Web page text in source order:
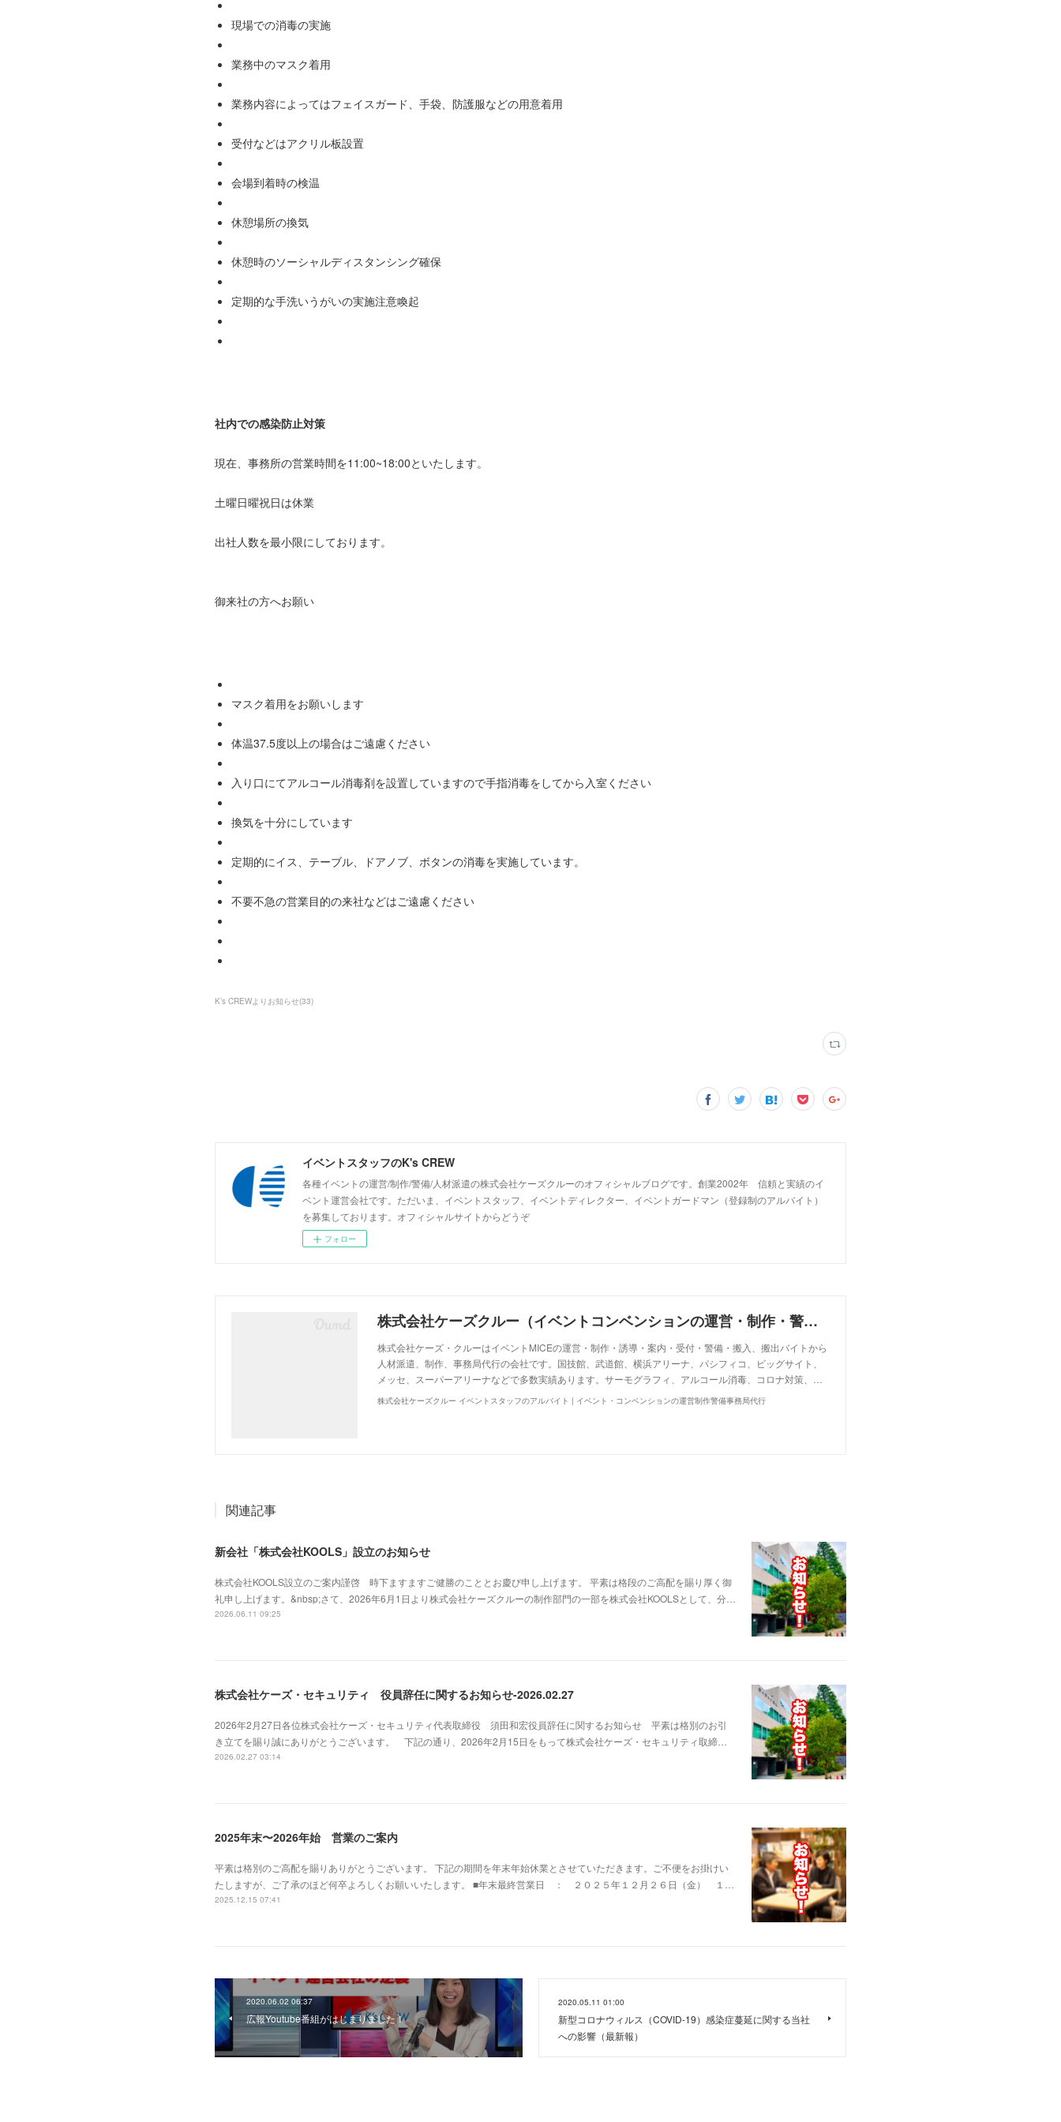
現場での消毒の実施
業務中のマスク着用
業務内容によってはフェイスガード、手袋、防護服などの用意着用
受付などはアクリル板設置
会場到着時の検温
休憩場所の換気
休憩時のソーシャルディスタンシング確保
定期的な手洗いうがいの実施注意喚起
社内での感染防止対策
現在、事務所の営業時間を11:00~18:00といたします。
土曜日曜祝日は休業
出社人数を最小限にしております。
御来社の方へお願い
マスク着用をお願いします
体温37.5度以上の場合はご遠慮ください
入り口にてアルコール消毒剤を設置していますので手指消毒をしてから入室ください
換気を十分にしています
定期的にイス、テーブル、ドアノブ、ボタンの消毒を実施しています。
不要不急の営業目的の来社などはご遠慮ください
K’s CREWよりお知らせ(33)
イベントスタッフのK's CREW
各種イベントの運営/制作/警備/人材派遣の株式会社ケーズクルーのオフィシャルブログです。創業2002年 信頼と実績のイ
ベント運営会社です。ただいま、イベントスタッフ、イベントディレクター、イベントガードマン（登録制のアルバイト）
を募集しております。オフィシャルサイトからどうぞ
フォロー
株式会社ケーズクルー（イベントコンベンションの運営・制作・警備・人材派遣・事務局代行・アルバイト求人・イベントバイト）
株式会社ケーズ・クルーはイベントMICEの運営・制作・誘導・案内・受付・警備・搬入、搬出バイトから
人材派遣、制作、事務局代行の会社です。国技館、武道館、横浜アリーナ、パシフィコ、ビッグサイト、
メッセ、スーパーアリーナなどで多数実績あります。サーモグラフィ、アルコール消毒、コロナ対策、…
株式会社ケーズクルー イベントスタッフのアルバイト | イベント・コンベンションの運営制作警備事務局代行
関連記事
新会社「株式会社KOOLS」設立のお知らせ
株式会社KOOLS設立のご案内謹啓 時下ますますご健勝のこととお慶び申し上げます。 平素は格段のご高配を賜り厚く御
礼申し上げます。&nbsp;さて、2026年6月1日より株式会社ケーズクルーの制作部門の一部を株式会社KOOLSとして、分…
2026.06.11 09:25
株式会社ケーズ・セキュリティ 役員辞任に関するお知らせ-2026.02.27
2026年2月27日各位株式会社ケーズ・セキュリティ代表取締役 須田和宏役員辞任に関するお知らせ 平素は格別のお引
き立てを賜り誠にありがとうございます。 下記の通り、2026年2月15日をもって株式会社ケーズ・セキュリティ取締…
2026.02.27 03:14
2025年末〜2026年始 営業のご案内
平素は格別のご高配を賜りありがとうございます。 下記の期間を年末年始休業とさせていただきます。ご不便をお掛けい
たしますが、ご了承のほど何卒よろしくお願いいたします。 ■年末最終営業日 ： ２０２５年１２月２６日（金） １…
2025.12.15 07:41
2020.06.02 06:37
広報Youtube番組がはじまりました！
2020.05.11 01:00
新型コロナウィルス（COVID-19）感染症蔓延に関する当社
への影響（最新報）